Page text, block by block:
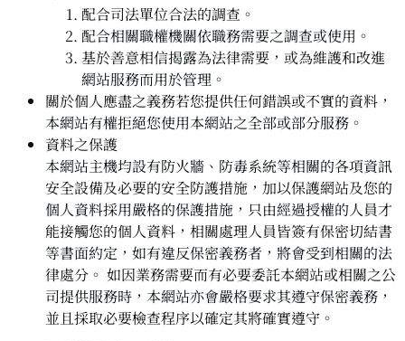
配合司法單位合法的調查。
配合相關職權機關依職務需要之調查或使用。
基於善意相信揭露為法律需要，或為維護和改進
網站服務而用於管理。
關於個人應盡之義務若您提供任何錯誤或不實的資料，
本網站有權拒絕您使用本網站之全部或部分服務。
資料之保護
本網站主機均設有防火牆、防毒系統等相關的各項資訊
安全設備及必要的安全防護措施，加以保護網站及您的
個人資料採用嚴格的保護措施，只由經過授權的人員才
能接觸您的個人資料，相關處理人員皆簽有保密切結書
等書面約定，如有違反保密義務者，將會受到相關的法
律處分。 如因業務需要而有必要委託本網站或相關之公
司提供服務時，本網站亦會嚴格要求其遵守保密義務，
並且採取必要檢查程序以確定其將確實遵守。